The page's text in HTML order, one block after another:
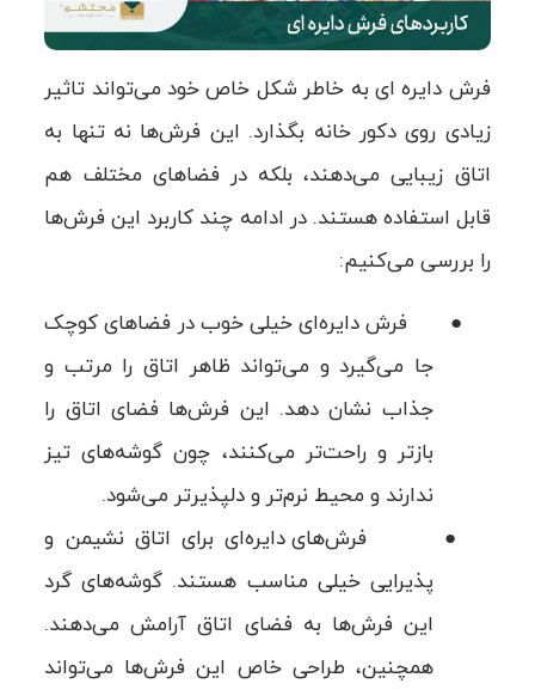
فرش دایره ای به خاطر شکل خاص خود می‌تواند تاثیر
زیادی روی دکور خانه بگذارد. این فرش‌ها نه تنها به
اتاق زیبایی می‌دهند، بلکه در فضاهای مختلف هم
قابل استفاده هستند. در ادامه چند کاربرد این فرش‌ها
را بررسی می‌کنیم:
●
فرش دایره‌ای خیلی خوب در فضاهای کوچک
جا می‌گیرد و می‌تواند ظاهر اتاق را مرتب و
جذاب نشان دهد. این فرش‌ها فضای اتاق را
بازتر و راحت‌تر می‌کنند، چون گوشه‌های تیز
ندارند و محیط نرم‌تر و دلپذیرتر می‌شود.
●
فرش‌های دایره‌ای برای اتاق نشیمن و
پذیرایی خیلی مناسب هستند. گوشه‌های گرد
این فرش‌ها به فضای اتاق آرامش می‌دهند.
همچنین، طراحی خاص این فرش‌ها می‌تواند